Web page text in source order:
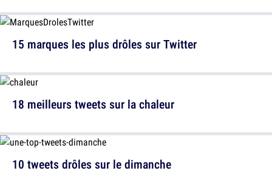
18 meilleurs tweets sur la chaleur
15 marques les plus drôles sur Twitter
10 tweets drôles sur le dimanche